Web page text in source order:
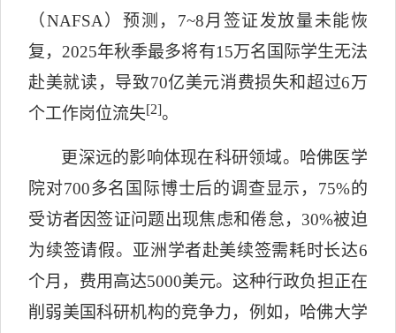
（NAFSA ）预测， 7~8月签证发放量未能恢
复， 2025年秋季最多将有15万名国际学生无法
赴美就读，导致70亿美元消费损失和超过6万
个工作岗位流失[2]。
更深远的影响体现在科研领域。哈佛医学
院对700多名国际博士后的调查显示， 75%的
受访者因签证问题出现焦虑和倦怠， 30%被迫
为续签请假。亚洲学者赴美续签需耗时长达6
个月，费用高达5000美元。这种行政负担正在
削弱美国科研机构的竞争力，例如，哈佛大学